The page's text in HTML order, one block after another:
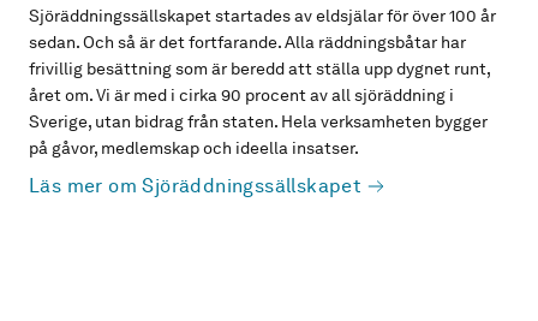
Sjöräddningssällskapet startades av eldsjälar för över 100 år
sedan. Och så är det fortfarande. Alla räddningsbåtar har
frivillig besättning som är beredd att ställa upp dygnet runt,
året om. Vi är med i cirka 90 procent av all sjöräddning i
Sverige, utan bidrag från staten. Hela verksamheten bygger
på gåvor, medlemskap och ideella insatser.
Läs mer om Sjöräddningssällskapet